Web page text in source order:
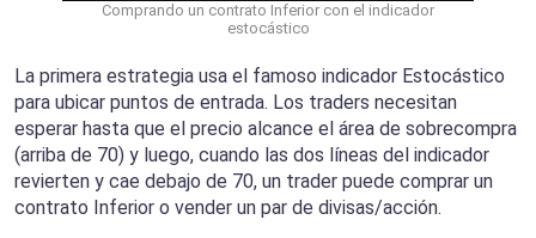
Comprando un contrato Inferior con el indicador
estocástico
La primera estrategia usa el famoso indicador Estocástico
para ubicar puntos de entrada. Los traders necesitan
esperar hasta que el precio alcance el área de sobrecompra
(arriba de 70) y luego, cuando las dos líneas del indicador
revierten y cae debajo de 70, un trader puede comprar un
contrato Inferior o vender un par de divisas/acción.